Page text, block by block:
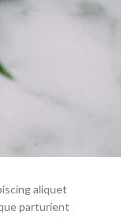
aliquet
parturient